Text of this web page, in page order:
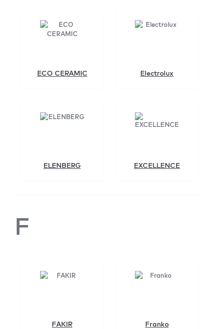
ECO CERAMIC Electrolux
ELENBERG EXCELLENCE
F
FAKIR Franko